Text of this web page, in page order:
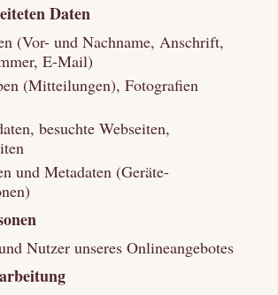
Daten
(Vor- und Nachname, Anschrift,
E-Mail)
(Mitteilungen), Fotografien
besuchte Webseiten,
und Metadaten (Geräte-
Nutzer unseres Onlineangebotes